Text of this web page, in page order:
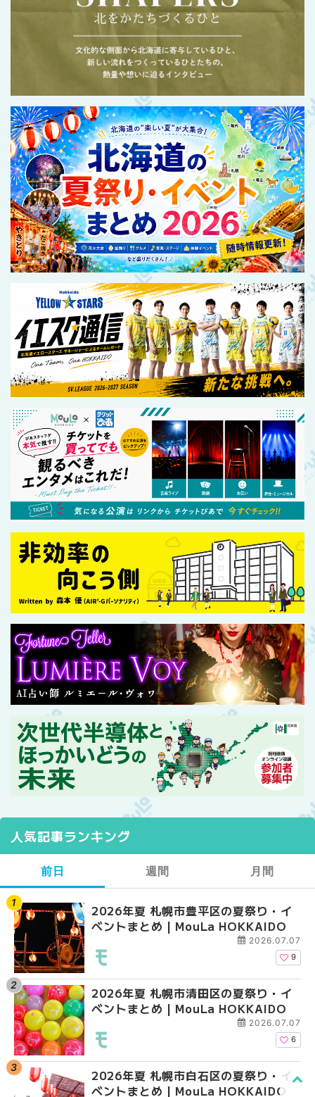
人気記事ランキング
前日
2026年夏 札幌市豊平区の夏祭り・イ
ベントまとめ | MouLa HOKKAIDO
2026.07.07
9
2026年夏 札幌市清田区の夏祭り・イ
ベントまとめ | MouLa HOKKAIDO
2026.07.07
6
2026年夏 札幌市白石区の夏祭り・イ
ベントまとめ | MouLa HOKKAIDO
週間
【2026年最新】札幌
ガーデン｜オープン日
大通公園から穴場テ
2026年夏 札幌市白石
ベントまとめ |
2026年夏 札幌市西区
ントまとめ | MouLa
月間
【2026年最新】札幌
ガーデン｜オープン日
大通公園から穴場テ
2026年夏 札幌市北区
ントまとめ | MouLa
2026年夏 札幌市白石
ベントまとめ |